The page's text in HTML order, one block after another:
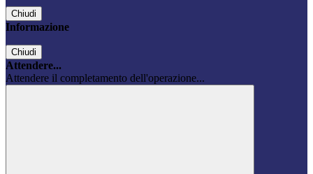
Chiudi
Informazione
Chiudi
Attendere...
Attendere il completamento dell'operazione...